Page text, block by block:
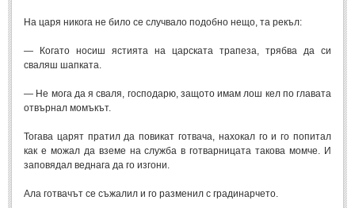
На царя никога не било се случвало подобно нещо, та рекъл:
— Когато носиш ястията на царската трапеза, трябва да си
сваляш шапката.
— Не мога да я сваля, господарю, защото имам лош кел по главата
отвърнал момъкът.
Тогава царят пратил да повикат готвача, нахокал го и го попитал
как е можал да вземе на служба в готварницата такова момче. И
заповядал веднага да го изгони.
Ала готвачът се съжалил и го разменил с градинарчето.